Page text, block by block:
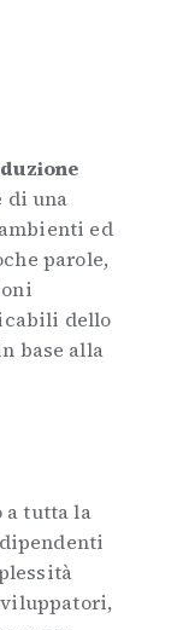
di una
ed
parole,
dello
base alla
a tutta la